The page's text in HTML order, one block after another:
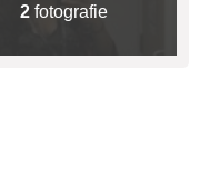
2 fotografie